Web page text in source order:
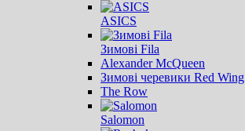
ASICS
Зимові Fila
Alexander McQueen
Зимові черевики Red Wing
The Row
Salomon